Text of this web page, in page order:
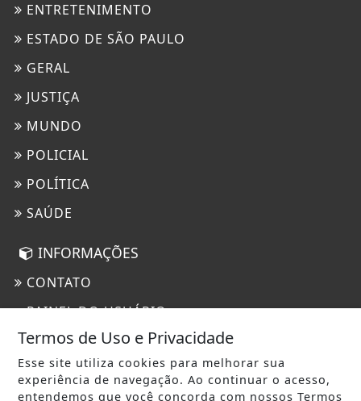
ENTRETENIMENTO
ESTADO DE SÃO PAULO
GERAL
JUSTIÇA
MUNDO
POLICIAL
POLÍTICA
SAÚDE
INFORMAÇÕES
CONTATO
PAINEL DO USUÁRIO
TERMOS DE USO E PRIVACIDADE
Termos de Uso e Privacidade
Esse site utiliza cookies para melhorar sua
experiência de navegação. Ao continuar o acesso,
entendemos que você concorda com nossos Termos